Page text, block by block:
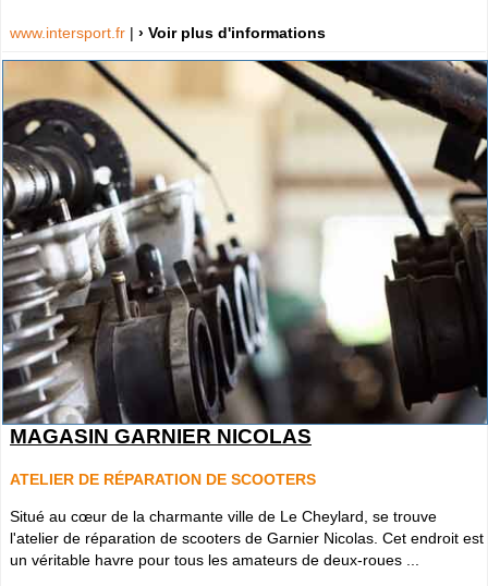
www.intersport.fr | › Voir plus d'informations
MAGASIN GARNIER NICOLAS
ATELIER DE RÉPARATION DE SCOOTERS
Situé au cœur de la charmante ville de Le Cheylard, se trouve
l'atelier de réparation de scooters de Garnier Nicolas. Cet endroit est
un véritable havre pour tous les amateurs de deux-roues ...